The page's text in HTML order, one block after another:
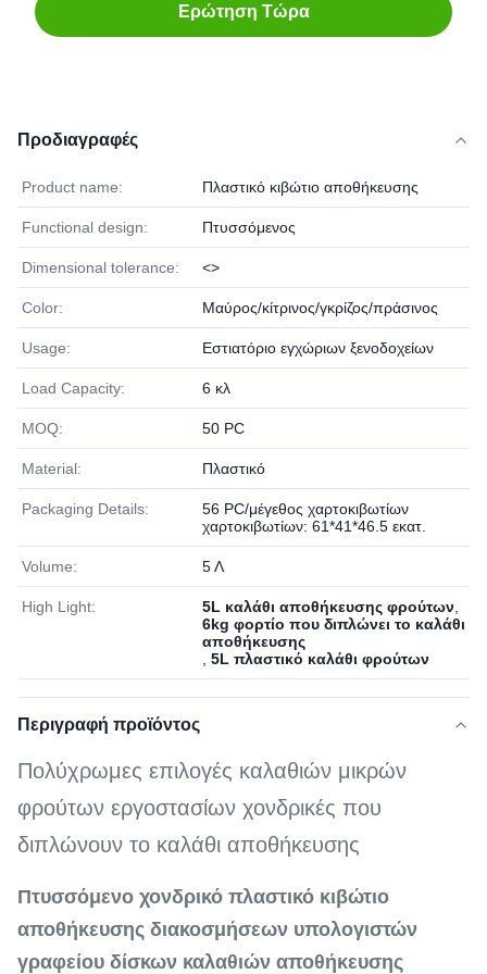
Ερώτηση Τώρα
Προδιαγραφές
Product name: Πλαστικό κιβώτιο αποθήκευσης
Functional design: Πτυσσόμενος
Dimensional tolerance: <>
Color: Μαύρος/κίτρινος/γκρίζος/πράσινος
Usage: Εστιατόριο εγχώριων ξενοδοχείων
Load Capacity: 6 κλ
MOQ: 50 PC
Material: Πλαστικό
Packaging Details:
56 PC/μέγεθος χαρτοκιβωτίων
χαρτοκιβωτίων: 61*41*46.5 εκατ.
Volume: 5 Λ
High Light: 5L καλάθι αποθήκευσης φρούτων
6kg φορτίο που διπλώνει το καλάθι
αποθήκευσης
5L πλαστικό καλάθι φρούτων
Περιγραφή προϊόντος
Πολύχρωμες επιλογές καλαθιών μικρών
φρούτων εργοστασίων χονδρικές που
διπλώνουν το καλάθι αποθήκευσης
Πτυσσόμενο χονδρικό πλαστικό κιβώτιο
αποθήκευσης διακοσμήσεων υπολογιστών
γραφείου δίσκων καλαθιών αποθήκευσης